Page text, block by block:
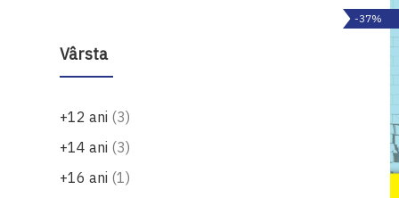
Vârsta
+12 ani 3produse
+14 ani 3produse
+16 ani 1produs
-37%